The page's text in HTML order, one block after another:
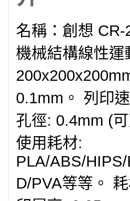
名稱：創想
機械結構線性
0.1mm。 列印
孔徑: 0.4mm (
使用耗材:
PLA/ABS/
D/PVA等等。